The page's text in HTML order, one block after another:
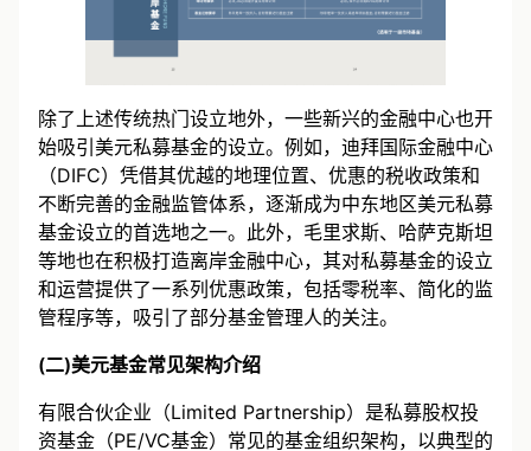
除了上述传统热门设立地外，一些新兴的金融中心也开
始吸引美元私募基金的设立。例如，迪拜国际金融中心
（DIFC）凭借其优越的地理位置、优惠的税收政策和
不断完善的金融监管体系，逐渐成为中东地区美元私募
基金设立的首选地之一。此外，毛里求斯、哈萨克斯坦
等地也在积极打造离岸金融中心，其对私募基金的设立
和运营提供了一系列优惠政策，包括零税率、简化的监
有限合伙企业（Limited Partnership）是私募股权投